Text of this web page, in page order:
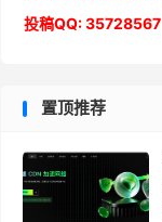
投稿QQ: 35728567
置顶推荐